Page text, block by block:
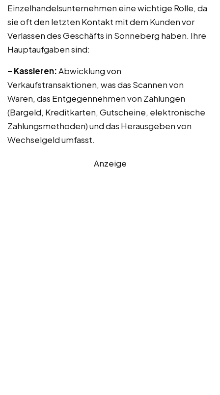
Einzelhandelsunternehmen eine wichtige Rolle, da
sie oft den letzten Kontakt mit dem Kunden vor
Verlassen des Geschäfts in Sonneberg haben. Ihre
Hauptaufgaben sind:
– Kassieren:Abwicklung von
Verkaufstransaktionen, was das Scannen von
Waren, das Entgegennehmen von Zahlungen
(Bargeld, Kreditkarten, Gutscheine, elektronische
Zahlungsmethoden) und das Herausgeben von
Wechselgeld umfasst.
Anzeige